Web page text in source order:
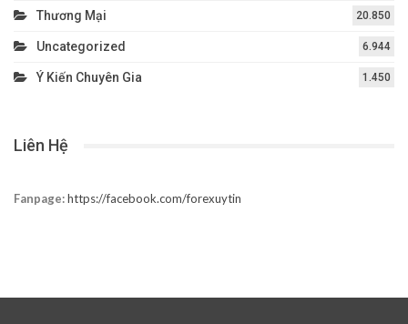
Thương Mại 20.850
Uncategorized 6.944
Ý Kiến Chuyên Gia 1.450
Liên Hệ
Fanpage:https://facebook.com/forexuytin